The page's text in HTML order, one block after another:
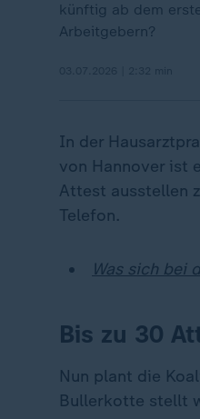
künftig ab dem
Arbeitgebern?
In der
von Hannover ist
Attest ausstellen
Telefon.
Was sich bei
Bis zu 30
Nun plant die
Bullerkotte stellt